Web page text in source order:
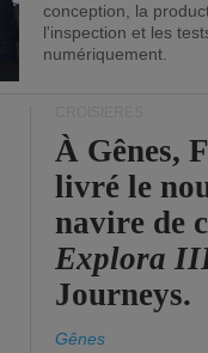
conception, la
l'inspection et les
numériquement.
À Gênes,
livré le
navire de
Explora
Journeys.
Gênes